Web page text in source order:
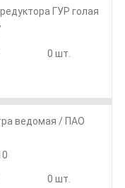
ГУР голая
0 шт.
ведомая / ПАО
0 шт.